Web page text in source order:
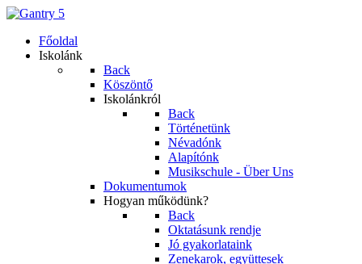
Főoldal
Iskolánk
Back
Köszöntő
Iskolánkról
Back
Történetünk
Névadónk
Alapítónk
Musikschule - Über Uns
Dokumentumok
Hogyan működünk?
Back
Oktatásunk rendje
Jó gyakorlataink
Zenekarok, együttesek